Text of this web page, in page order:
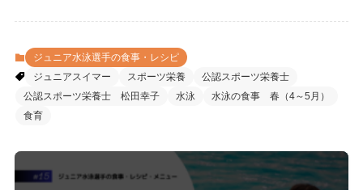
ジュニア水泳選手の食事・レシピ
ジュニアスイマー
スポーツ栄養
公認スポーツ栄養士
公認スポーツ栄養士 松田幸子
水泳
水泳の食事 春（4～5月）
食育